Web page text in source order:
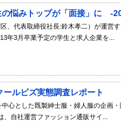
の悩みトップが「面接」に -
、代表取締役社長:鈴木孝二）が運営
年3月卒業予定の学生と求人企業を...
ルビズ実態調査レポート
心とした既製紳士服・婦人服の企画
自社運営ファッション通販サイ...